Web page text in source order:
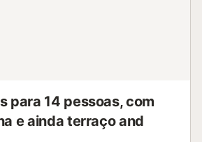
privativa do quarto ...
para 14 pessoas, com
e ainda terraço and